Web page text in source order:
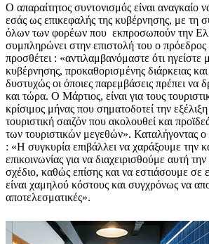
Ο απαραίτητος συντονισμός είναι αναγκαίο
εσάς ως επικεφαλής της κυβέρνησης, με τη
όλων των φορέων που εκπροσωπούν την
συμπληρώνει στην επιστολή του ο
προσθέτει : «αντιλαμβανόμαστε ότι ηγείστε
κυβέρνησης, προκαθορισμένης διάρκειας
δυστυχώς οι όποιες παρεμβάσεις πρέπει να
και τώρα. Ο Μάρτιος, είναι για τους
κρίσιμος μήνας που σηματοδοτεί την
τουριστική σαιζόν που ακολουθεί και
των τουριστικών μεγεθών». Καταλήγοντας ο
: «H συγκυρία επιβάλλει να χαράξουμε την
επικοινωνίας για να διαχειρισθούμε αυτή
σχέδιο, καθώς επίσης και να εστιάσουμε σε
είναι χαμηλού κόστους και συγχρόνως να
αποτελεσματικές».